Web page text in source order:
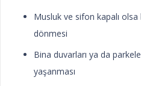
Musluk ve sifon kapalı
dönmesi
Bina duvarları ya da
yaşanması